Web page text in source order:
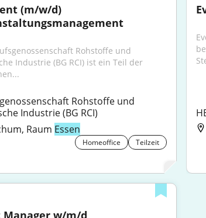
(m/w/d)
Rohstoffe und
Industrie (BG RCI) ist ein Teil der
Rohstoffe und
Industrie (BG RCI)
Raum Essen
Homeoffice Teilzeit
Manager w/m/d